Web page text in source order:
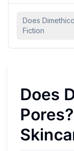
Does
Fiction
Does